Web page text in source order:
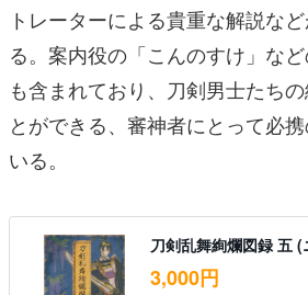
トレーターによる貴重な解説な
る。案内役の「こんのすけ」な
も含まれており、刀剣男士たち
とができる、審神者にとって必
いる。
刀剣乱舞絢爛図録 五 (
3,000円